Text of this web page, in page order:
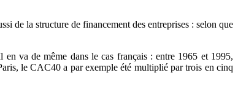
de la structure de financement des entreprises : selon que
en va de même dans le cas français : entre 1965 et 1995,
le CAC40 a par exemple été multiplié par trois en cinq